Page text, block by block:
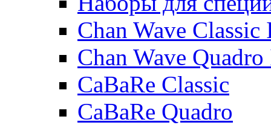
Chan Wave
Chan Wave
CaBaRe Classic
CaBaRe Quadro